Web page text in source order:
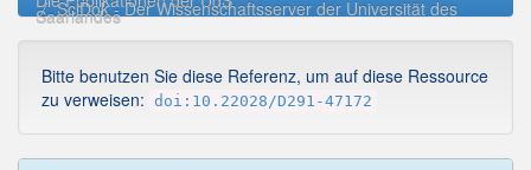
SciDok - Der Wissenschaftsserver der Universität des
Saarlandes
Bitte benutzen Sie diese Referenz, um auf diese Ressource
zu verweisen: doi:10.22028/D291-47172